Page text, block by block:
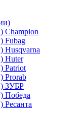
Champion
Fubag
Husqvarna
Huter
Patriot
Prorab
ЗУБР
Победа
Ресанта